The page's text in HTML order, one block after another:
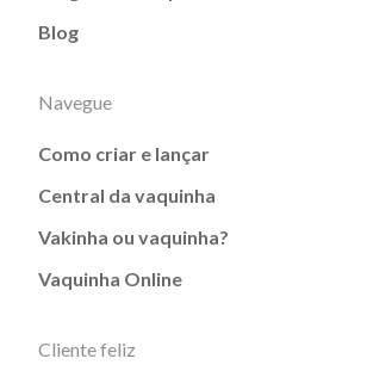
Blog
Navegue
Como criar e lançar
Central da vaquinha
Vakinha ou vaquinha?
Vaquinha Online
Cliente feliz